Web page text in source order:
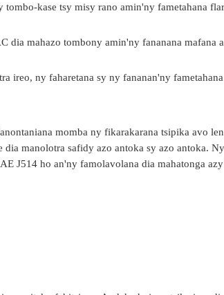
tombo-kase tsy misy rano amin'ny fametahana
dia mahazo tombony amin'ny fananana mafana
ireo, ny faharetana sy ny fananan'ny
momba ny fikarakarana tsipika avo
manolotra safidy azo antoka sy azo antoka.
J514 ho an'ny famolavolana dia mahatonga